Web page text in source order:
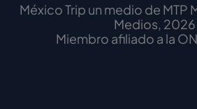
México Trip un medio de
Medios,
Miembro afiliado a la